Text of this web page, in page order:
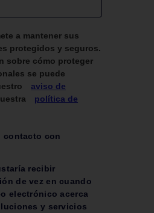
a mantener sus
protegidos y seguros.
sobre cómo proteger
se puede
aviso de
política de
contacto con
recibir
de vez en cuando
electrónico acerca
y servicios